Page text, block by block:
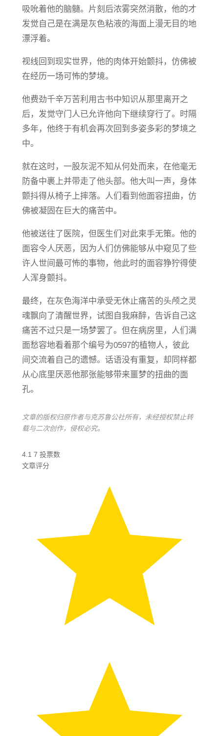
吸吮着他的脑髓。片刻后浓雾突然消散，他的才
发觉自己是在满是灰色粘液的海面上漫无目的地
漂浮着。
视线回到现实世界，他的肉体开始颤抖，仿佛被
在经历一场可怖的梦境。
他费劲千辛万苦利用古书中知识从那里离开之
后，发觉守门人已允许他向下继续穿行了。时隔
多年，他终于有机会再次回到多姿多彩的梦境之
中。
就在这时，一股灰泥不知从何处而来，在他毫无
防备中裹上并带走了他头部。他大叫一声，身体
颤抖得从椅子上摔落。人们看到他面容扭曲，仿
佛被凝固在巨大的痛苦中。
他被送往了医院，但医生们对此束手无策。他的
面容令人厌恶，因为人们仿佛能够从中窥见了些
许人世间最可怖的事物，他此时的面容狰狞得使
人浑身颤抖。
最终，在灰色海洋中承受无休止痛苦的头颅之灵
魂飘向了清醒世界，试图自我麻醉，告诉自己这
痛苦不过只是一场梦罢了。但在病房里，人们满
面愁容地看着那个编号为0597的植物人，彼此
间交流着自己的遗憾。话语没有重复，却同样都
从心底里厌恶他那张能够带来噩梦的扭曲的面
孔。
文章的版权归原作者与克苏鲁公社所有，未经授权禁止转
载与二次创作，侵权必究。
4.1 7 投票数
文章评分